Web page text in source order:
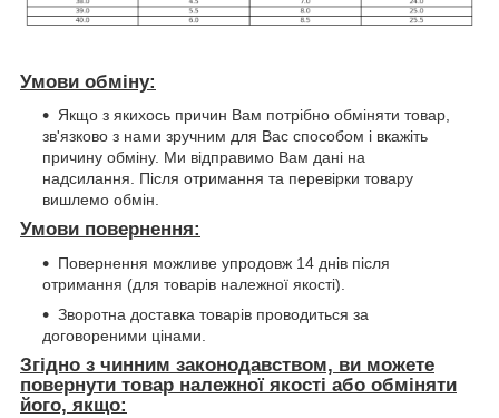
Умови обміну:
Якщо з якихось причин Вам потрібно обміняти товар,
зв'язково з нами зручним для Вас способом і вкажіть
причину обміну. Ми відправимо Вам дані на
надсилання. Після отримання та перевірки товару
вишлемо обмін.
Умови повернення:
Повернення можливе упродовж 14 днів після
отримання (для товарів належної якості).
Зворотна доставка товарів проводиться за
договореними цінами.
Згідно з чинним законодавством, ви можете
повернути товар належної якості або обміняти
його, якщо: